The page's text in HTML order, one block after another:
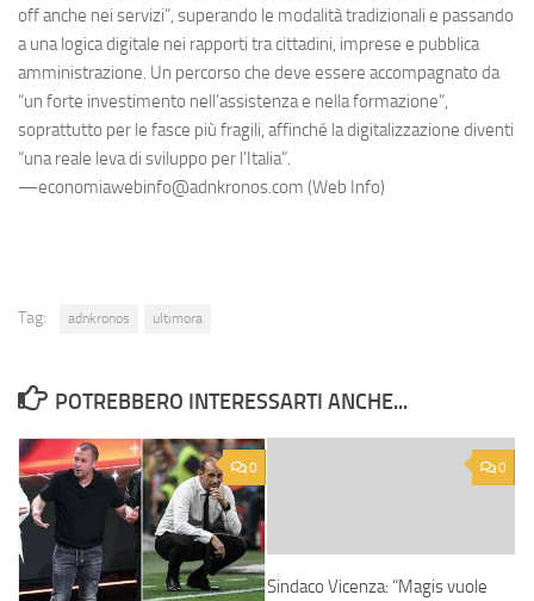
off anche nei servizi”, superando le modalità tradizionali e passando
a una logica digitale nei rapporti tra cittadini, imprese e pubblica
amministrazione. Un percorso che deve essere accompagnato da
“un forte investimento nell’assistenza e nella formazione”,
soprattutto per le fasce più fragili, affinché la digitalizzazione diventi
“una reale leva di sviluppo per l’Italia”.
—economiawebinfo@adnkronos.com (Web Info)
Tag: adnkronos ultimora
POTREBBERO INTERESSARTI ANCHE...
0 0
Sindaco Vicenza: “Magis vuole